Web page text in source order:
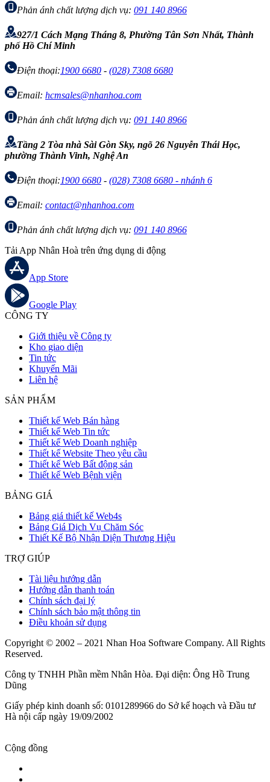
Phản ánh chất lượng dịch vụ: 091 140 8966
927/1 Cách Mạng Tháng 8, Phường Tân Sơn Nhất, Thành
phố Hồ Chí Minh
Điện thoại:1900 6680 - (028) 7308 6680
Email: hcmsales@nhanhoa.com
Phản ánh chất lượng dịch vụ: 091 140 8966
Tầng 2 Tòa nhà Sài Gòn Sky, ngõ 26 Nguyễn Thái Học,
phường Thành Vinh, Nghệ An
Điện thoại:1900 6680 - (028) 7308 6680 - nhánh 6
Email: contact@nhanhoa.com
Phản ánh chất lượng dịch vụ: 091 140 8966
Tải App Nhân Hoà trên ứng dụng di động
App Store
Google Play
CÔNG TY
Giới thiệu về Công ty
Kho giao diện
Tin tức
Khuyến Mãi
Liên hệ
SẢN PHẨM
Thiết kế Web Bán hàng
Thiết kế Web Tin tức
Thiết kế Web Doanh nghiệp
Thiết kế Website Theo yêu cầu
Thiết kế Web Bất động sản
Thiết kế Web Bệnh viện
BẢNG GIÁ
Bảng giá thiết kế Web4s
Bảng Giá Dịch Vụ Chăm Sóc
Thiết Kế Bộ Nhận Diện Thương Hiệu
TRỢ GIÚP
Tài liệu hướng dẫn
Hướng dẫn thanh toán
Chính sách đại lý
Chính sách bảo mật thông tin
Điều khoản sử dụng
Copyright © 2002 – 2021 Nhan Hoa Software Company. All Rights
Reserved.
Công ty TNHH Phần mềm Nhân Hòa. Đại diện: Ông Hồ Trung
Dũng
Giấy phép kinh doanh số: 0101289966 do Sở kế hoạch và Đầu tư
Hà nội cấp ngày 19/09/2002
Cộng đồng